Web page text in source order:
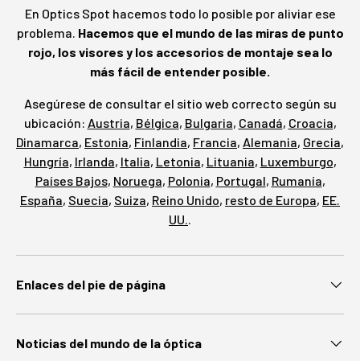
En Optics Spot hacemos todo lo posible por aliviar ese
problema. Hacemos que el mundo de las miras de punto
rojo, los visores y los accesorios de montaje sea lo
más fácil de entender posible.
Asegúrese de consultar el sitio web correcto según su
ubicación: Austria, Bélgica, Bulgaria, Canadá, Croacia,
Dinamarca, Estonia, Finlandia, Francia, Alemania, Grecia,
Hungría, Irlanda, Italia, Letonia, Lituania, Luxemburgo,
Países Bajos, Noruega, Polonia, Portugal, Rumanía,
España, Suecia, Suiza, Reino Unido, resto de Europa, EE.
UU..
Enlaces del pie de página
Noticias del mundo de la óptica